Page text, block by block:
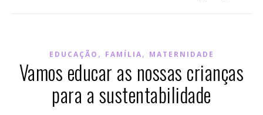
EDUCAÇÃO , FAMÍLIA, MATERNIDADE
Vamos educar as nossas crianças
para a sustentabilidade